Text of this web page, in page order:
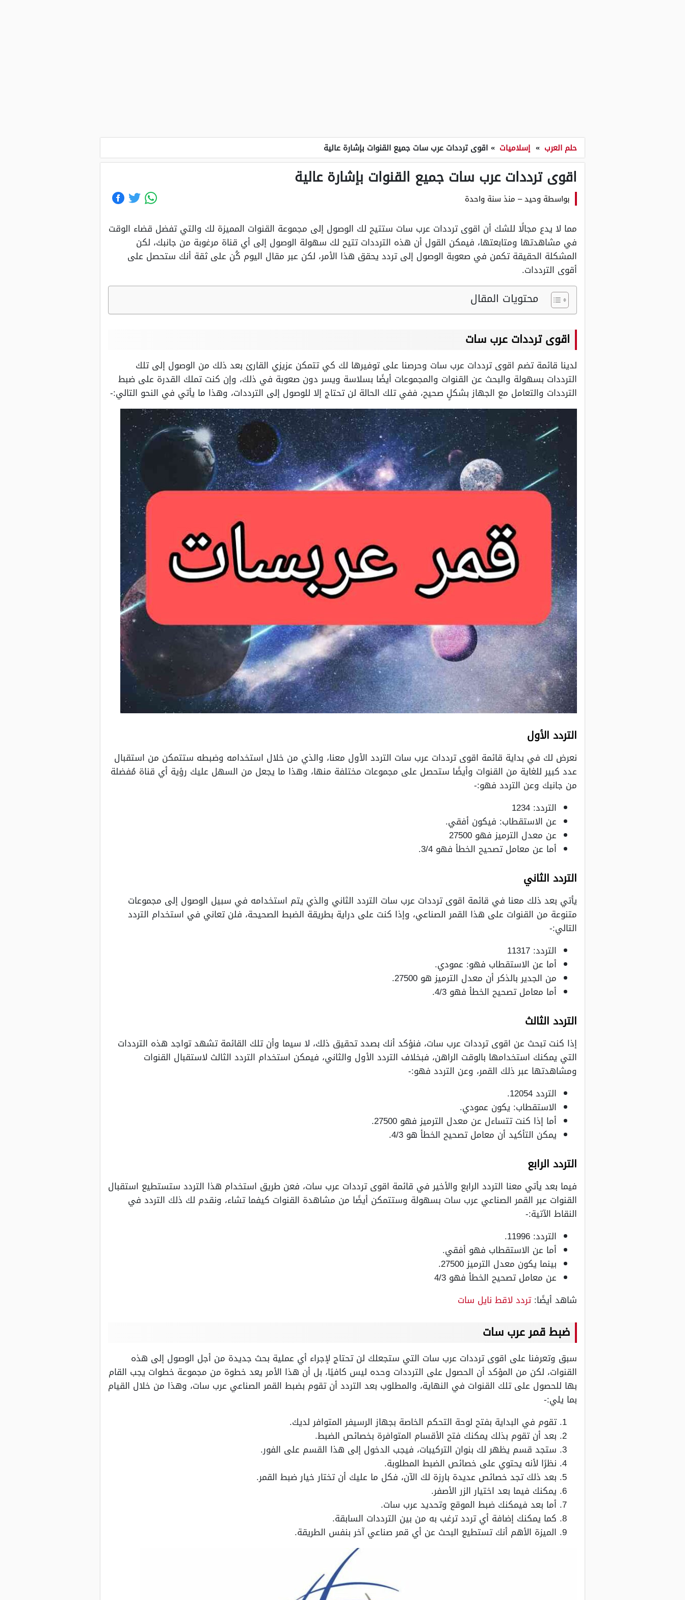
حلم العرب » إسلاميات » اقوى ترددات عرب سات جميع القنوات بإشارة عالية
اقوى ترددات عرب سات جميع القنوات بإشارة عالية
بواسطة وحيد– منذ سنة واحدة
مما لا يدع مجالًا للشك أن اقوى ترددات عرب سات ستتيح لك الوصول إلى مجموعة القنوات المميزة لك والتي تفضل قضاء الوقت
في مشاهدتها ومتابعتها، فيمكن القول أن هذه الترددات تتيح لك سهولة الوصول إلى أي قناة مرغوبة من جانبك، لكن
المشكلة الحقيقة تكمن في صعوبة الوصول إلى تردد يحقق هذا الأمر، لكن عبر مقال اليوم كُن على ثقة أنك ستحصل على
أقوى الترددات.
محتويات المقال
اقوى ترددات عرب سات
لدينا قائمة تضم اقوى ترددات عرب سات وحرصنا على توفيرها لك كي تتمكن عزيزي القارئ بعد ذلك من الوصول إلى تلك
الترددات بسهولة والبحث عن القنوات والمجموعات أيضًا بسلاسة ويسر دون صعوبة في ذلك، وإن كنت تملك القدرة على ضبط
الترددات والتعامل مع الجهاز بشكلٍ صحيح، ففي تلك الحالة لن تحتاج إلا للوصول إلى الترددات، وهذا ما يأتي في النحو التالي:-
التردد الأول
نعرض لك في بداية قائمة اقوى ترددات عرب سات التردد الأول معنا، والذي من خلال استخدامه وضبطه ستتمكن من استقبال
عدد كبير للغاية من القنوات وأيضًا ستحصل على مجموعات مختلفة منها، وهذا ما يجعل من السهل عليك رؤية أي قناة مُفضلة
من جانبك وعن التردد فهو:-
التردد: 1234
عن الاستقطاب: فيكون أفقي.
عن معدل الترميز فهو 27500
أما عن معامل تصحيح الخطأ فهو 3/4.
التردد الثاني
يأتي بعد ذلك معنا في قائمة اقوى ترددات عرب سات التردد الثاني والذي يتم استخدامه في سبيل الوصول إلى مجموعات
متنوعة من القنوات على هذا القمر الصناعي، وإذا كنت على دراية بطريقة الضبط الصحيحة، فلن تعاني في استخدام التردد
التالي:-
التردد: 11317
أما عن الاستقطاب فهو: عمودي.
من الجدير بالذكر أن معدل الترميز هو 27500.
أما معامل تصحيح الخطأ فهو 4/3.
التردد الثالث
إذا كنت تبحث عن اقوى ترددات عرب سات، فنؤكد أنك بصدد تحقيق ذلك، لا سيما وأن تلك القائمة تشهد تواجد هذه الترددات
التي يمكنك استخدامها بالوقت الراهن، فبخلاف التردد الأول والثاني، فيمكن استخدام التردد الثالث لاستقبال القنوات
ومشاهدتها عبر ذلك القمر، وعن التردد فهو:-
التردد 12054.
الاستقطاب: يكون عمودي.
أما إذا كنت تتساءل عن معدل الترميز فهو 27500.
يمكن التأكيد أن معامل تصحيح الخطأ هو 4/3.
التردد الرابع
فيما بعد يأتي معنا التردد الرابع والأخير في قائمة اقوى ترددات عرب سات، فعن طريق استخدام هذا التردد ستستطيع استقبال
القنوات عبر القمر الصناعي عرب سات بسهولة وستتمكن أيضًا من مشاهدة القنوات كيفما تشاء، ونقدم لك ذلك التردد في
النقاط الآتية:-
التردد: 11996.
أما عن الاستقطاب فهو أفقي.
بينما يكون معدل الترميز 27500.
عن معامل تصحيح الخطأ فهو 4/3
شاهد أيضًا:تردد لاقط نايل سات
ضبط قمر عرب سات
سبق وتعرفنا على اقوى ترددات عرب سات التي ستجعلك لن تحتاج لإجراء أي عملية بحث جديدة من أجل الوصول إلى هذه
القنوات، لكن من المؤكد أن الحصول على الترددات وحده ليس كافيًا، بل أن هذا الأمر يعد خطوة من مجموعة خطوات يجب القام
بها للحصول على تلك القنوات في النهاية، والمطلوب بعد التردد أن تقوم بضبط القمر الصناعي عرب سات، وهذا من خلال القيام
بما يلي:-
تقوم في البداية بفتح لوحة التحكم الخاصة بجهاز الرسيفر المتوافر لديك.
بعد أن تقوم بذلك يمكنك فتح الأقسام المتوافرة بخصائص الضبط.
ستجد قسم يظهر لك بنوان التركيبات، فيجب الدخول إلى هذا القسم على الفور.
نظرًا لأنه يحتوي على خصائص الضبط المطلوبة.
بعد ذلك تجد خصائص عديدة بارزة لك الآن، فكل ما عليك أن تختار خيار ضبط القمر.
يمكنك فيما بعد اختيار الزر الأصفر.
أما بعد فيمكنك ضبط الموقع وتحديد عرب سات.
كما يمكنك إضافة أي تردد ترغب به من بين الترددات السابقة.
الميزة الأهم أنك تستطيع البحث عن أي قمر صناعي آخر بنفس الطريقة.